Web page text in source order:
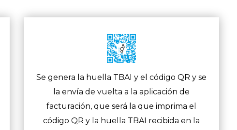
Se genera la huella TBAI y el código QR y se
la envía de vuelta a la aplicación de
facturación, que será la que imprima el
código QR y la huella TBAI recibida en la